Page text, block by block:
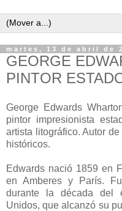
martes, 13 de abril de
GEORGE
PINTOR
George Edwards
pintor impresionista
artista litográfico. Autor
históricos.
Edwards nació 1859 en
en Amberes y París.
durante la década del
Unidos, que alcanzó su